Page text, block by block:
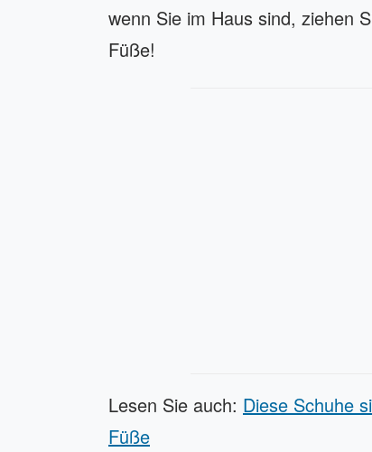
wenn Sie im Haus sind, ziehen
Füße!
Lesen Sie auch: Diese Schuhe
Füße